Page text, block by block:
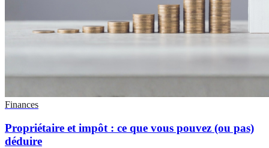
Finances
Propriétaire et impôt : ce que vous pouvez (ou pas)
déduire